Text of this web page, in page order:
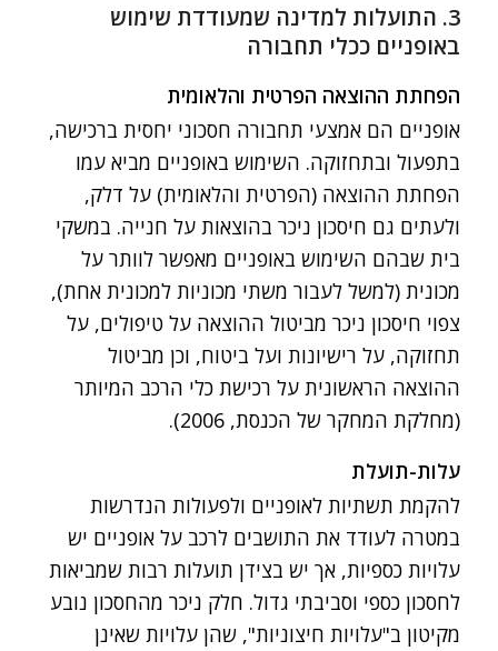
3. התועלות למדינה שמעודדת שימוש
באופניים ככלי תחבורה
הפחתת ההוצאה הפרטית והלאומית
אופניים הם אמצעי תחבורה חסכוני יחסית ברכישה,
בתפעול ובתחזוקה. השימוש באופניים מביא עמו
הפחתת ההוצאה (הפרטית והלאומית) על דלק,
ולעתים גם חיסכון ניכר בהוצאות על חנייה. במשקי
בית שבהם השימוש באופניים מאפשר לוותר על
מכונית (למשל לעבור משתי מכוניות למכונית אחת),
צפוי חיסכון ניכר מביטול ההוצאה על טיפולים, על
תחזוקה, על רישיונות ועל ביטוח, וכן מביטול
ההוצאה הראשונית על רכישת כלי הרכב המיותר
(מחלקת המחקר של הכנסת, 2006).
עלות-תועלת
להקמת תשתיות לאופניים ולפעולות הנדרשות
במטרה לעודד את התושבים לרכב על אופניים יש
עלויות כספיות, אך יש בצידן תועלות רבות שמביאות
לחסכון כספי וסביבתי גדול. חלק ניכר מהחסכון נובע
מקיטון ב"עלויות חיצוניות", שהן עלויות שאינן